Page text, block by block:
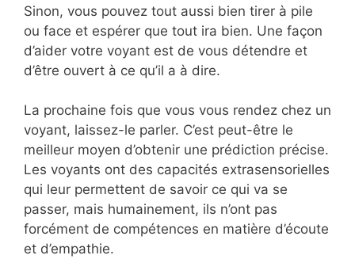
Sinon, vous pouvez tout aussi bien tirer à pile
ou face et espérer que tout ira bien. Une façon
d’aider votre voyant est de vous détendre et
d’être ouvert à ce qu’il a à dire.
La prochaine fois que vous vous rendez chez un
voyant, laissez-le parler. C’est peut-être le
meilleur moyen d’obtenir une prédiction précise.
Les voyants ont des capacités extrasensorielles
qui leur permettent de savoir ce qui va se
passer, mais humainement, ils n’ont pas
forcément de compétences en matière d’écoute
et d’empathie.